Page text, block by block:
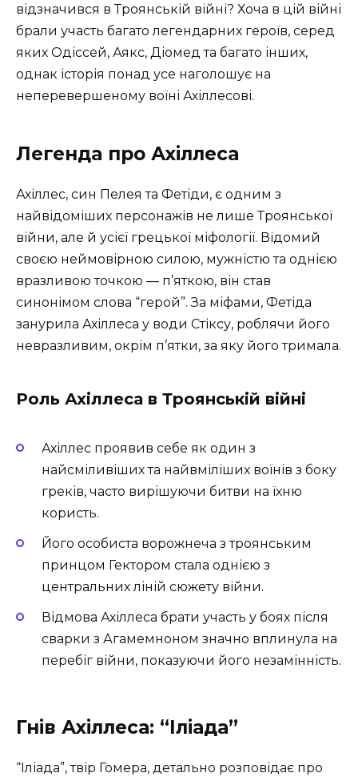
відзначився в Троянській війні? Хоча в цій війні
брали участь багато легендарних героїв, серед
яких Одіссей, Аякс, Діомед та багато інших,
однак історія понад усе наголошує на
неперевершеному воїні Ахіллесові.
Легенда про Ахіллеса
Ахіллес, син Пелея та Фетіди, є одним з
найвідоміших персонажів не лише Троянської
війни, але й усієї грецької міфології. Відомий
своєю неймовірною силою, мужністю та однією
вразливою точкою — п’яткою, він став
синонімом слова “герой”. За міфами, Фетіда
занурила Ахіллеса у води Стіксу, роблячи його
невразливим, окрім п’ятки, за яку його тримала.
Роль Ахіллеса в Троянській війні
Ахіллес проявив себе як один з
найсміливіших та найвміліших воїнів з боку
греків, часто вирішуючи битви на їхню
користь.
Його особиста ворожнеча з троянським
принцом Гектором стала однією з
центральних ліній сюжету війни.
Відмова Ахіллеса брати участь у боях після
сварки з Агамемноном значно вплинула на
перебіг війни, показуючи його незамінність.
Гнів Ахіллеса: “Іліада”
“Іліада”, твір Гомера, детально розповідає про